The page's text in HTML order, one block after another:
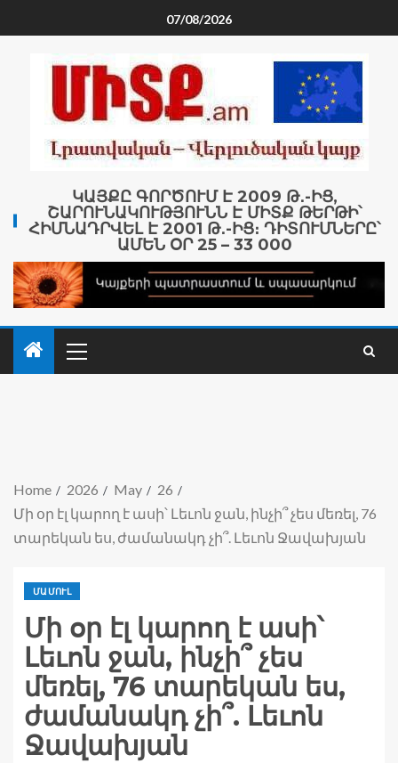
07/08/2026
ԿԱՅՔԸ ԳՈՐԾՈՒՄ Է 2009 Թ․-ԻՑ,
ՇԱՐՈՒՆԱԿՈՒԹՅՈՒՆՆ Է ՄԻՏՔ ԹԵՐԹԻ՝
ՀԻՄՆԱԴՐՎԵԼ Է 2001 Թ․-ԻՑ։ ԴԻՏՈՒՄՆԵՐԸ՝
ԱՄԵՆ ՕՐ 25 – 33 000
Home 2026 May
26
Մի օր էլ կարող է ասի՝ Լեւոն ջան, ինչի՞ չես մեռել, 76
տարեկան ես, ժամանակդ չի՞. Լեւոն Ջավախյան
ՄԱՄՈՒԼ
Մի օր էլ կարող է ասի՝
Լեւոն ջան, ինչի՞ չես
մեռել, 76 տարեկան ես,
ժամանակդ չի՞. Լեւոն
Ջավախյան